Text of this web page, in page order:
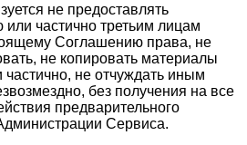
не предоставлять
или частично третьим лицам
Соглашению права, не
не копировать материалы
не отчуждать иным
без получения на все
предварительного
Сервиса.